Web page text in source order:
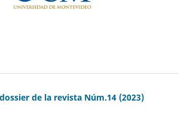
de la revista Núm.14 (2023)